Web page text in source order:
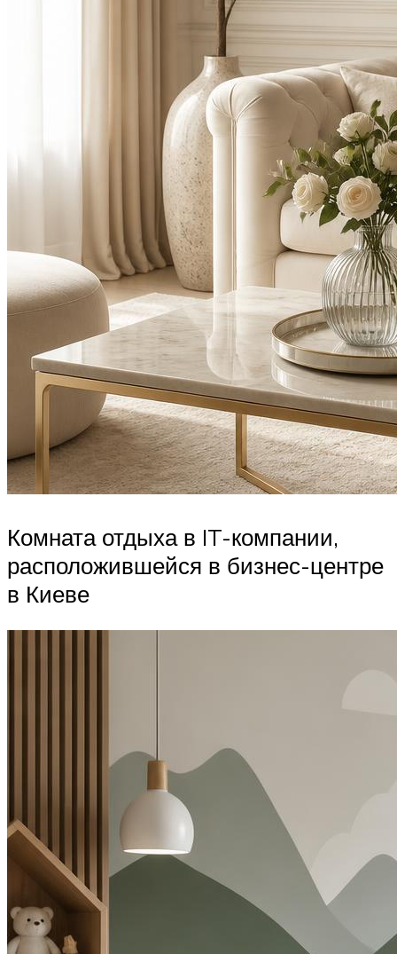
Комната отдыха в IT-компании,
расположившейся в бизнес-центре
в Киеве